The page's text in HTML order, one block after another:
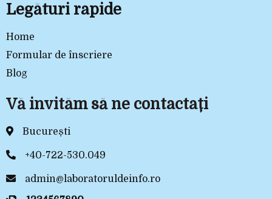
Legături rapide
Home
Formular de înscriere
Blog
Vă invităm să ne contactați
București
+40-722-530.049
admin@laboratoruldeinfo.ro